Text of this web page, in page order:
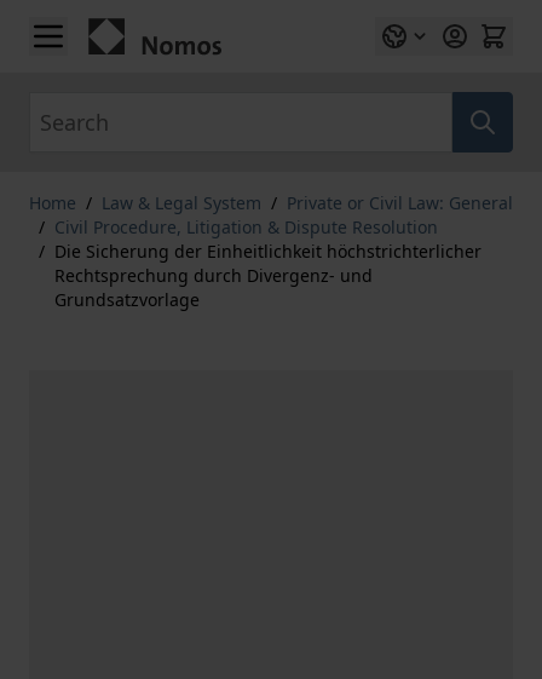
Skip to Content
Home / Law & Legal System / Private or Civil Law: General
/ Civil Procedure, Litigation & Dispute Resolution
/ Die Sicherung der Einheitlichkeit höchstrichterlicher
Rechtsprechung durch Divergenz- und
Grundsatzvorlage